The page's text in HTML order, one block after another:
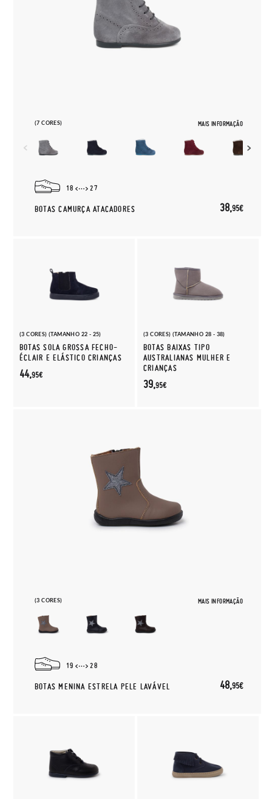
(7 CORES) MAIS INFORMAÇÃO
18 27
BOTAS CAMURÇA ATACADORES 38,95€
(3 CORES) (TAMANHO 22 - 25)
BOTAS SOLA GROSSA FECHO-
ÉCLAIR E ELÁSTICO CRIANÇAS
44,95€
(3 CORES) (TAMANHO 28 - 38)
BOTAS BAIXAS TIPO
AUSTRALIANAS MULHER E
CRIANÇAS
39,95€
(3 CORES) MAIS INFORMAÇÃO
19 28
BOTAS MENINA ESTRELA PELE LAVÁVEL 48,95€